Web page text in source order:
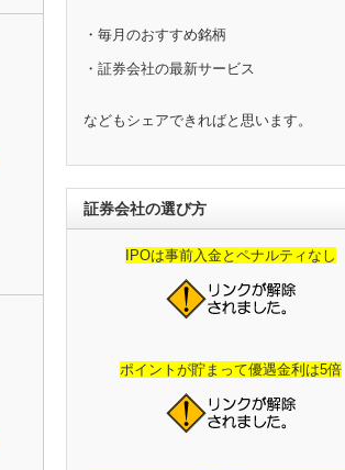
・毎月のおすすめ銘柄
・証券会社の最新サービス
などもシェアできればと思います。
証券会社の選び方
IPOは事前入金とペナルティなし
ポイントが貯まって優遇金利は5倍